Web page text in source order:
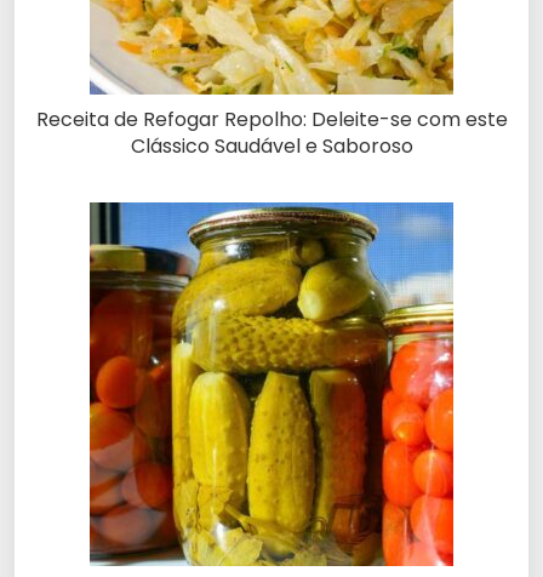
Receita de Refogar Repolho: Deleite-se com este
Clássico Saudável e Saboroso